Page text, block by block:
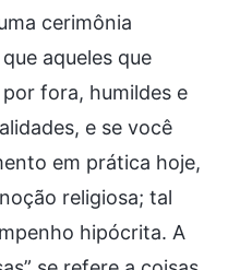
cerimônia
aqueles que
fora, humildes e
e se você
em prática hoje,
religiosa; tal
hipócrita. A